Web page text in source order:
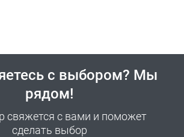
с выбором? Мы
рядом!
свяжется с вами и поможет
сделать выбор